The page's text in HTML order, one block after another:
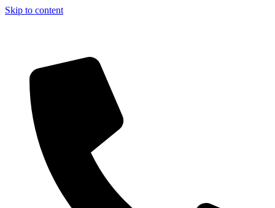
Skip to content